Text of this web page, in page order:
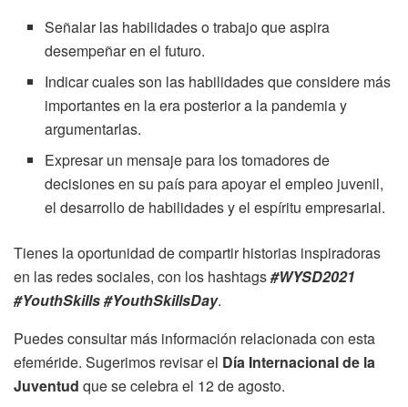
Señalar las habilidades o trabajo que aspira
desempeñar en el futuro.
Indicar cuales son las habilidades que considere más
importantes en la era posterior a la pandemia y
argumentarlas.
Expresar un mensaje para los tomadores de
decisiones en su país para apoyar el empleo juvenil,
el desarrollo de habilidades y el espíritu empresarial.
Tienes la oportunidad de compartir historias inspiradoras
en las redes sociales, con los hashtags#WYSD2021
#YouthSkills #YouthSkillsDay.
Puedes consultar más información relacionada con esta
efeméride. Sugerimos revisar el Día Internacional de la
Juventud que se celebra el 12 de agosto.